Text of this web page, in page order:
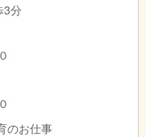
3分
のお仕事